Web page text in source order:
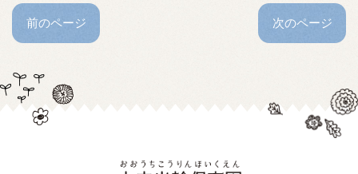
前のページ 次のページ